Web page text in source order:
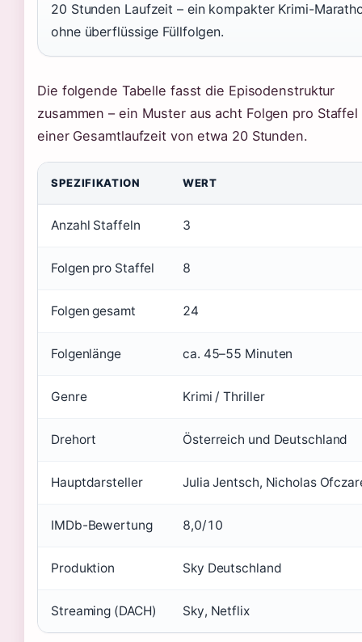
20 Stunden Laufzeit – ein kompakter Krimi-
ohne überflüssige Füllfolgen.
Die folgende Tabelle fasst die Episodenstruktur
zusammen – ein Muster aus acht Folgen pro Staffel
einer Gesamtlaufzeit von etwa 20 Stunden.
SPEZIFIKATION WERT
Anzahl Staffeln 3
Folgen pro Staffel 8
Folgen gesamt 24
Folgenlänge ca. 45–55 Minuten
Genre Krimi / Thriller
Drehort Österreich und Deutschland
Hauptdarsteller Julia Jentsch, Nicholas
IMDb-Bewertung 8,0/10
Produktion Sky Deutschland
Streaming (DACH) Sky, Netflix